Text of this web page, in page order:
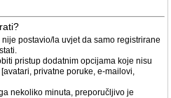
postavio/la uvjet da samo registrirane
pristup dodatnim opcijama koje nisu
privatne poruke, e-mailovi,
nekoliko minuta, preporučljivo je